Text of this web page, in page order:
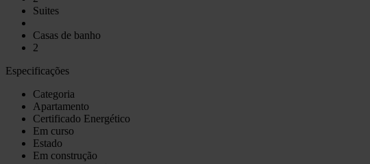
Suites
Casas de banho
2
Especificações
Categoria
Apartamento
Certificado Energético
Em curso
Estado
Em construção